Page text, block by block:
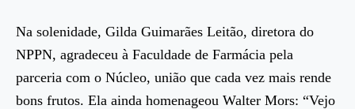
Na solenidade, Gilda Guimarães Leitão, diretora do
NPPN, agradeceu à Faculdade de Farmácia pela
parceria com o Núcleo, união que cada vez mais rende
bons frutos. Ela ainda homenageou Walter Mors: “Vejo